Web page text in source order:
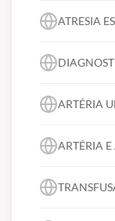
ATRESIA
ARTÉRIA
ARTÉRIA